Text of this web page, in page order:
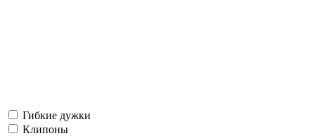
Гибкие дужки
Клипоны